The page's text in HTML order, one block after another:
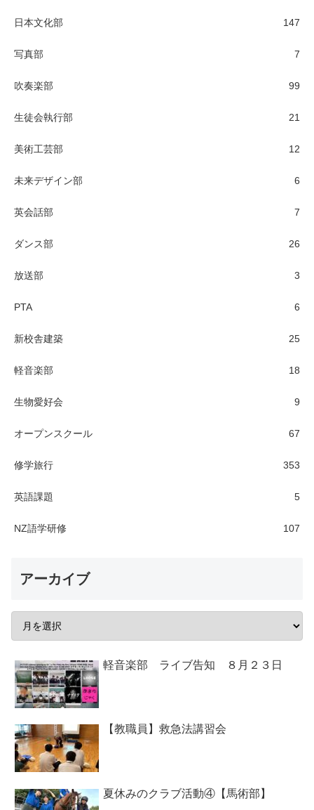
日本文化部 147
写真部 7
吹奏楽部 99
生徒会執行部 21
美術工芸部 12
未来デザイン部 6
英会話部 7
ダンス部 26
放送部 3
PTA 6
新校舎建築 25
軽音楽部 18
生物愛好会 9
オープンスクール 67
修学旅行 353
英語課題 5
NZ語学研修 107
アーカイブ
軽音楽部 ライブ告知 ８月２３日
【教職員】救急法講習会
夏休みのクラブ活動④【馬術部】